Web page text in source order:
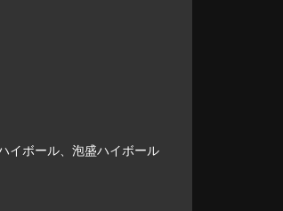
イボール、泡盛ハイボール